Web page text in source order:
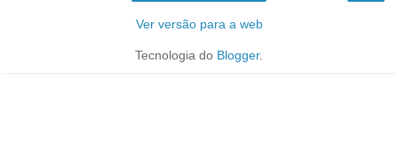
Ver versão para a web
Tecnologia do Blogger.